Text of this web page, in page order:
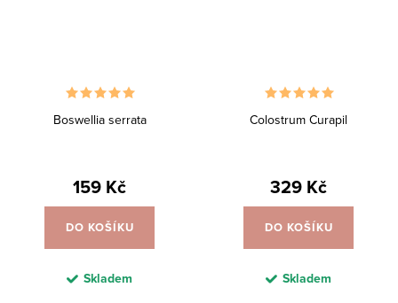
Boswellia serrata
159 Kč
DO KOŠÍKU
Skladem
Colostrum Curapil
329 Kč
DO KOŠÍKU
Skladem